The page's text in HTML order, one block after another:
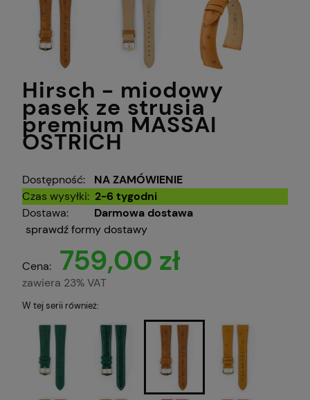
Hirsch - miodowy
pasek ze strusia
premium MASSAI
OSTRICH
Dostępność:
NA ZAMÓWIENIE
Czas wysyłki: 2-6 tygodni
Dostawa:
Darmowa dostawa
sprawdź formy dostawy
Cena: 759,00 zł
zawiera 23% VAT
W tej serii również: